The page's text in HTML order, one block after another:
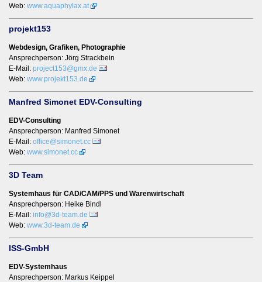
Web: www.aquaphylax.at
projekt153
Webdesign, Grafiken, Photographie
Ansprechperson: Jörg Strackbein
E-Mail: project153@gmx.de
Web: www.projekt153.de
Manfred Simonet EDV-Consulting
EDV-Consulting
Ansprechperson: Manfred Simonet
E-Mail: office@simonet.cc
Web: www.simonet.cc
3D Team
Systemhaus für CAD/CAM/PPS und Warenwirtschaft
Ansprechperson: Heike Bindl
E-Mail: info@3d-team.de
Web: www.3d-team.de
ISS-GmbH
EDV-Systemhaus
Ansprechperson: Markus Keippel